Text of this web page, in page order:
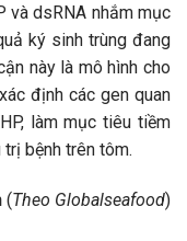
và dsRNA nhắm mục
ký sinh trùng đang
này là mô hình cho
định các gen quan
làm mục tiêu tiềm
bệnh trên tôm.
(Theo Globalseafood)